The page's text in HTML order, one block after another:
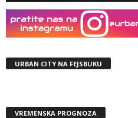
URBAN CITY NA FEJSBUKU
VREMENSKA PROGNOZA